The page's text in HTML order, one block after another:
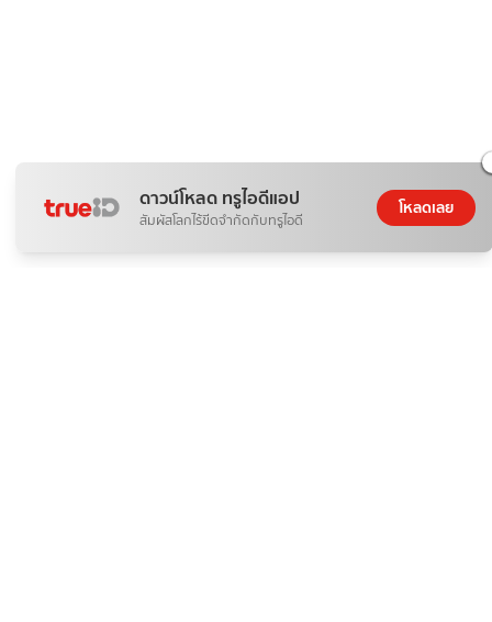
ดาวน์โหลด ทรูไอดีแอป
สัมผัสโลกไร้ขีดจำกัดกับทรูไอดี
โหลดเลย